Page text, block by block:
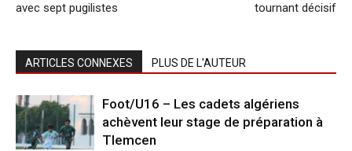
avec sept pugilistes
tournant décisif
ARTICLES CONNEXES PLUS DE L'AUTEUR
Foot/U16 – Les cadets algériens
achèvent leur stage de préparation à
Tlemcen